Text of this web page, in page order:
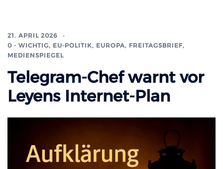
21. APRIL 2026
0 - WICHTIG, EU-POLITIK, EUROPA, FREITAGSBRIEF,
MEDIENSPIEGEL
Telegram-Chef warnt vor
Leyens Internet-Plan